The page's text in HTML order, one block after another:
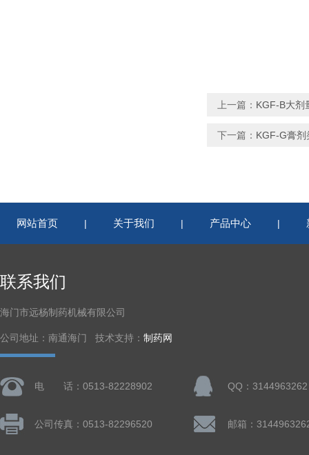
上一篇： KGF-B大剂
下一篇： KGF-G膏剂
网站首页 | 关于我们 | 产品中心 |
联系我们
海门市远杨制药机械有限公司
公司地址：南通海门 技术支持： 制药网
电 话：0513-82228902 QQ：3144963262
公司传真：0513-82296520 邮箱：